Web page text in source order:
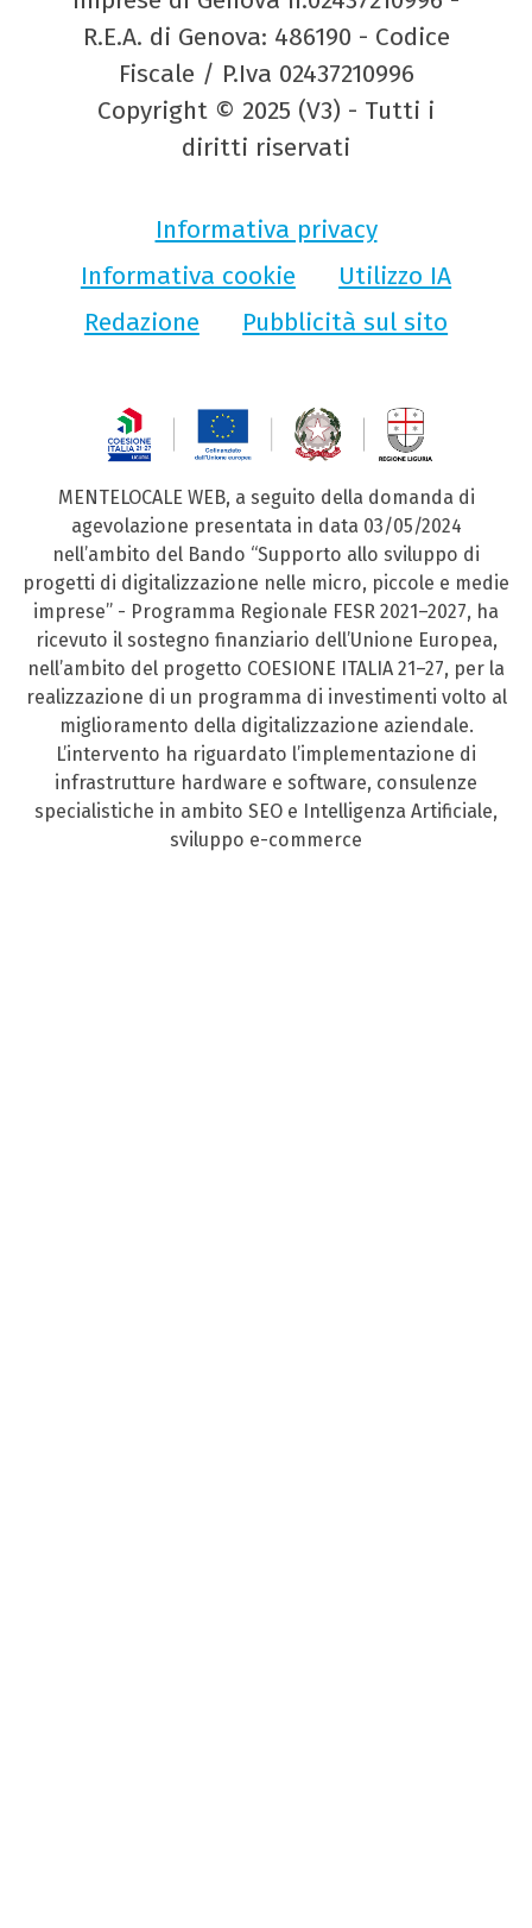
R.E.A. di Genova: 486190 - Codice
Fiscale / P.Iva 02437210996
Copyright © 2025 (V3) - Tutti i
diritti riservati
Informativa privacy
Informativa cookie
Utilizzo IA
Redazione
Pubblicità sul sito
MENTELOCALE WEB, a seguito della domanda di
agevolazione presentata in data 03/05/2024
nell’ambito del Bando “Supporto allo sviluppo di
progetti di digitalizzazione nelle micro, piccole e medie
imprese” - Programma Regionale FESR 2021–2027, ha
ricevuto il sostegno finanziario dell’Unione Europea,
nell’ambito del progetto COESIONE ITALIA 21–27, per la
realizzazione di un programma di investimenti volto al
miglioramento della digitalizzazione aziendale.
L’intervento ha riguardato l’implementazione di
infrastrutture hardware e software, consulenze
specialistiche in ambito SEO e Intelligenza Artificiale,
sviluppo e-commerce